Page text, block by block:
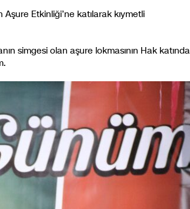
Etkinliği’ne katılarak kıymetli
simgesi olan aşure lokmasının Hak katında